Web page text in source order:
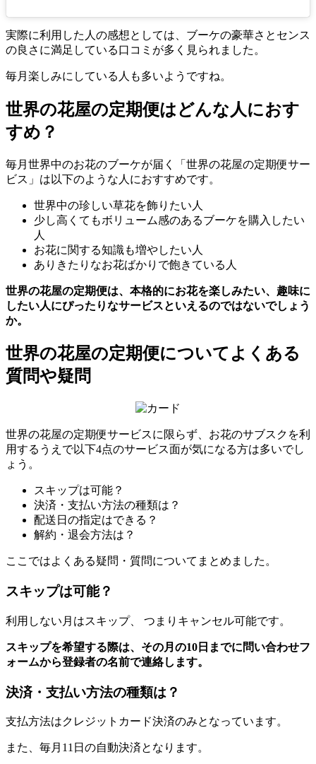
実際に利用した人の感想としては、ブーケの豪華さとセンス
の良さに満足している口コミが多く見られました。
毎月楽しみにしている人も多いようですね。
世界の花屋の定期便はどんな人におす
すめ？
毎月世界中のお花のブーケが届く「世界の花屋の定期便サー
ビス」は以下のような人におすすめです。
世界中の珍しい草花を飾りたい人
少し高くてもボリューム感のあるブーケを購入したい
人
お花に関する知識も増やしたい人
ありきたりなお花ばかりで飽きている人
世界の花屋の定期便は、本格的にお花を楽しみたい、趣味に
したい人にぴったりなサービスといえるのではないでしょう
か。
世界の花屋の定期便についてよくある
質問や疑問
世界の花屋の定期便サービスに限らず、お花のサブスクを利
用するうえで以下4点のサービス面が気になる方は多いでし
ょう。
スキップは可能？
決済・支払い方法の種類は？
配送日の指定はできる？
解約・退会方法は？
ここではよくある疑問・質問についてまとめました。
スキップは可能？
利用しない月はスキップ、 つまりキャンセル可能です。
スキップを希望する際は、その月の10日までに問い合わせフ
ォームから登録者の名前で連絡します。
決済・支払い方法の種類は？
支払方法はクレジットカード決済のみとなっています。
また、毎月11日の自動決済となります。